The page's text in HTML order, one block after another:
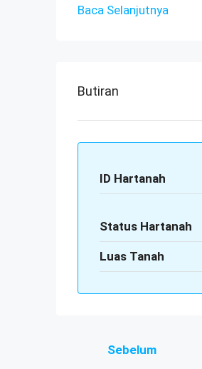
Baca Selanjutnya
Butiran
ID Hartanah
Status Hartanah
Luas Tanah
Sebelum